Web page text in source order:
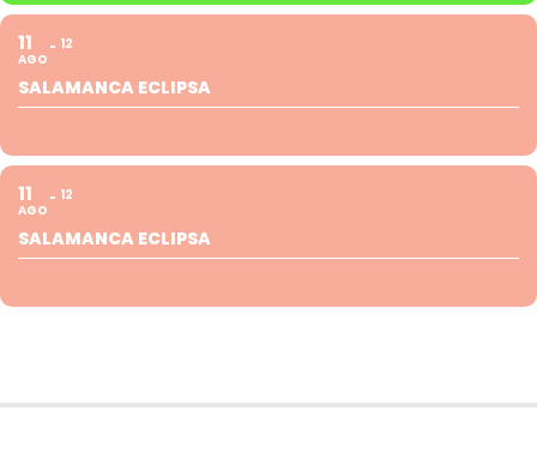
11
AGO
12
SALAMANCA ECLIPSA
11
AGO
12
SALAMANCA ECLIPSA